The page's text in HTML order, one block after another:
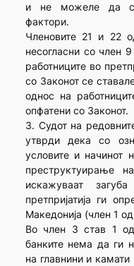
и не можеле да
фактори.
Членовите 21 и 22
несогласни со член
работниците во
со Законот се
однос на
опфатени со Законот.
3. Судот на
утврди дека со
условите и начинот
преструктуирање
искажуваат
претпријатија ги
Македонија (член 1
Во член 3 став 1
банките нема да ги
на главнини и камати